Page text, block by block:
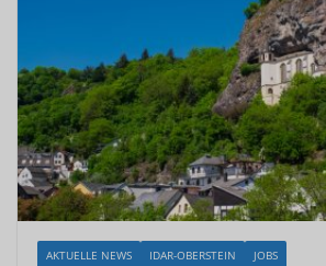
AKTUELLE NEWS IDAR-OBERSTEIN JOBS